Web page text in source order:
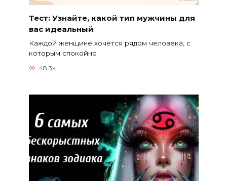
Тест: Узнайте, какой тип мужчины для
вас идеальный
Каждой женщине хочется рядом человека, с
которым спокойно
48.3к.